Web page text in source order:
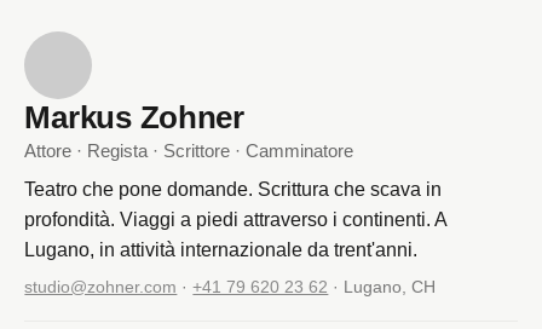
Markus Zohner
Attore · Regista · Scrittore · Camminatore
Teatro che pone domande. Scrittura che scava in
profondità. Viaggi a piedi attraverso i continenti. A
Lugano, in attività internazionale da trent'anni.
studio@zohner.com ·+41 79 620 23 62 · Lugano, CH